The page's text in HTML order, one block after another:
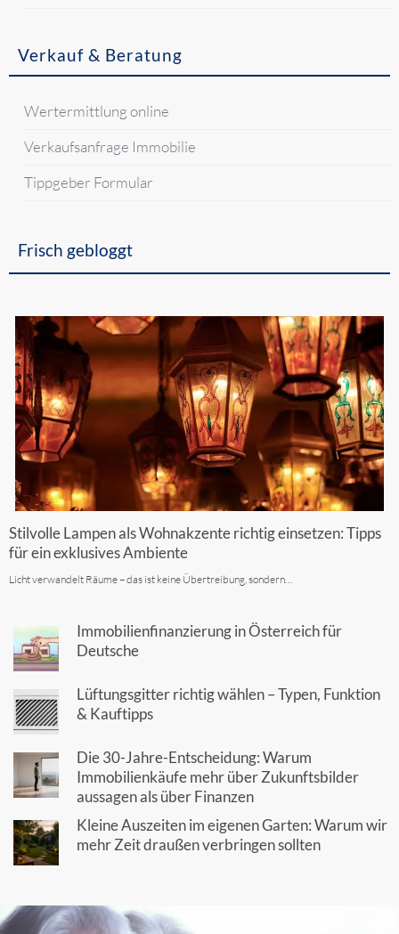
Verkauf & Beratung
Wertermittlung online
Verkaufsanfrage Immobilie
Tippgeber Formular
Frisch gebloggt
Stilvolle Lampen als Wohnakzente richtig einsetzen: Tipps
für ein exklusives Ambiente
Licht verwandelt Räume – das ist keine Übertreibung, sondern…
Immobilienfinanzierung in Österreich für
Deutsche
Lüftungsgitter richtig wählen – Typen, Funktion
& Kauftipps
Die 30-Jahre-Entscheidung: Warum
Immobilienkäufe mehr über Zukunftsbilder
aussagen als über Finanzen
Kleine Auszeiten im eigenen Garten: Warum wir
mehr Zeit draußen verbringen sollten